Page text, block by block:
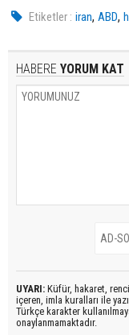
Etiketler : iran,ABD,
HABERE YORUM KAT
UYARI: Küfür, hakaret,
içeren, imla kuralları ile
Türkçe karakter
onaylanmamaktadır.